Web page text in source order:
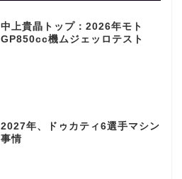
中上貴晶トップ：2026年モト
GP850cc機ムジェッロテスト
2027年、ドゥカティ6選手マシン
事情